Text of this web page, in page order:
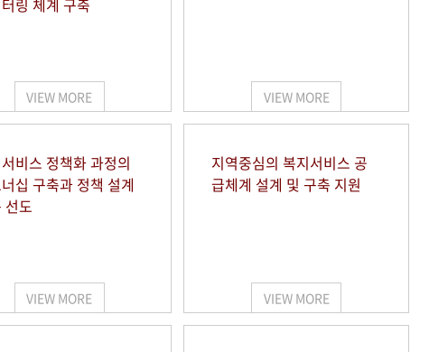
링 체계 구축
VIEW MORE VIEW MORE
비스 정책화 과정의
십 구축과 정책 설계
선도
VIEW MORE
지역중심의 복지서비스 공
급체계 설계 및 구축 지원
VIEW MORE